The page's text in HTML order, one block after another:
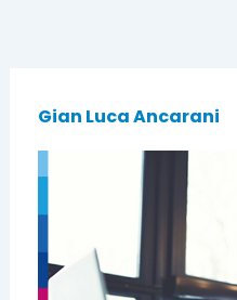
Gian Luca Ancarani